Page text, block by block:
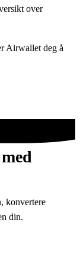
over
Airwallet deg å
konvertere
din.